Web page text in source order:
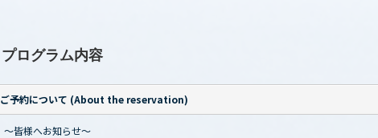
プログラム内容
ご予約について (About the reservation)
～皆様へお知らせ～